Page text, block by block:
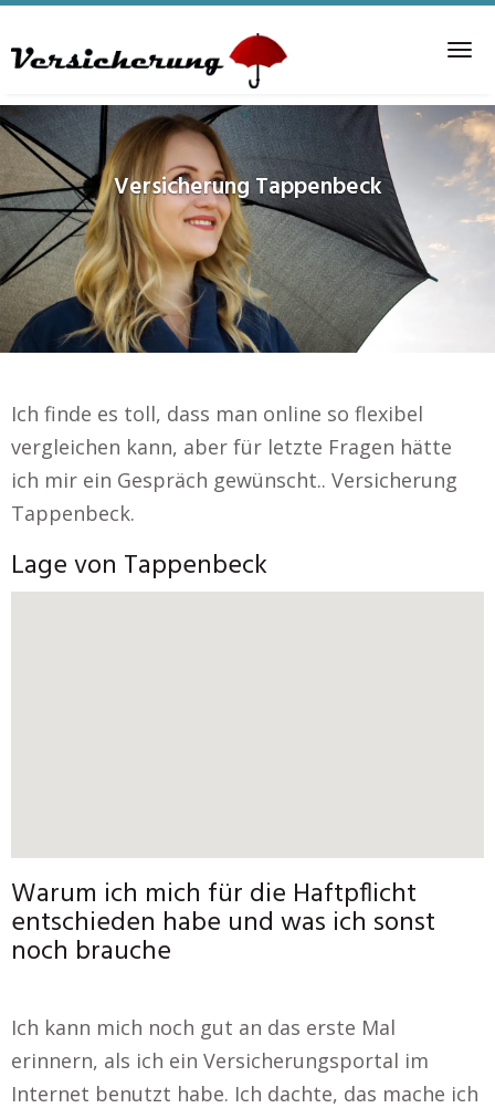
to
content
VersicherungTappenbeck
Ich finde es toll, dass man online so flexibel
vergleichen kann, aber für letzte Fragen hätte
ich mir ein Gespräch gewünscht.. Versicherung
Tappenbeck.
Lage von Tappenbeck
Warum ich mich für die Haftpflicht
entschieden habe und was ich sonst
noch brauche
Ich kann mich noch gut an das erste Mal
erinnern, als ich ein Versicherungsportal im
Internet benutzt habe. Ich dachte, das mache ich